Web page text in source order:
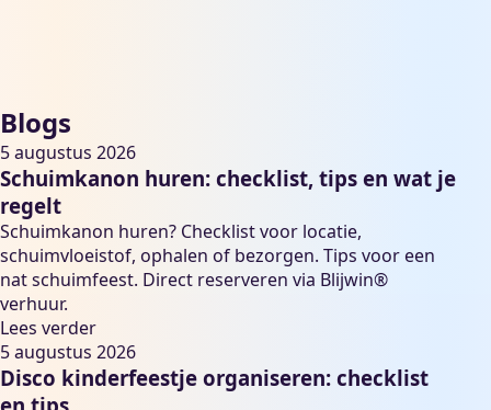
Blogs
5 augustus 2026
Schuimkanon huren: checklist, tips en wat je
regelt
Schuimkanon huren? Checklist voor locatie,
schuimvloeistof, ophalen of bezorgen. Tips voor een
nat schuimfeest. Direct reserveren via Blijwin®
verhuur.
Lees verder
5 augustus 2026
Disco kinderfeestje organiseren: checklist